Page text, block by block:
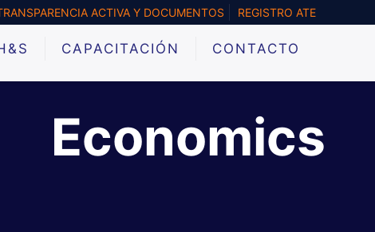
ACTIVA Y DOCUMENTOS REGISTRO ATE
CAPACITACIÓN CONTACTO
Economics